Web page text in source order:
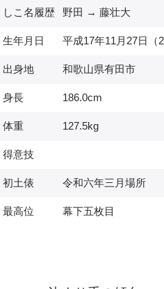
しこ名履歴 野田 → 藤壮大
生年月日 平成17年11月27日（
出身地 和歌山県有田市
身長 186.0cm
体重 127.5kg
得意技
初土俵 令和六年三月場所
最高位 幕下五枚目